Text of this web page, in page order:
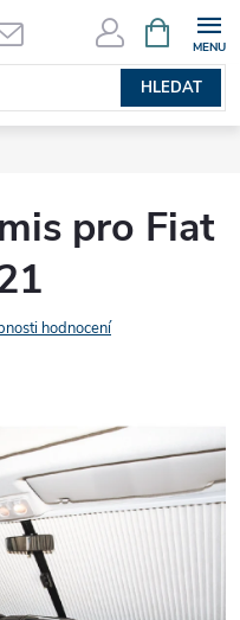
HLEDAT
NÁKUPNÍ
KOŠÍK
pro Fiat
hodnocení